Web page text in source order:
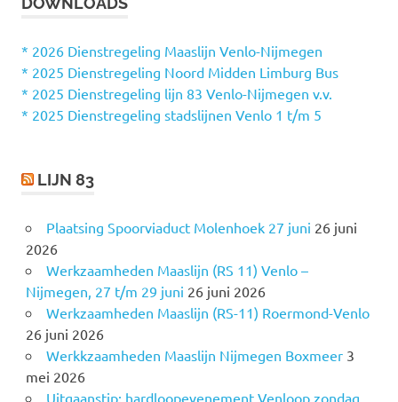
e
n
a
a
r
* 2026 Dienstregeling Maaslijn Venlo-Nijmegen
* 2025 Dienstregeling Noord Midden Limburg Bus
* 2025 Dienstregeling lijn 83 Venlo-Nijmegen v.v.
* 2025 Dienstregeling stadslijnen Venlo 1 t/m 5
LIJN 83
Plaatsing Spoorviaduct Molenhoek 27 juni 26 juni
2026
Werkzaamheden Maaslijn (RS 11) Venlo –
Nijmegen, 27 t/m 29 juni 26 juni 2026
Werkzaamheden Maaslijn (RS-11) Roermond-Venlo
26 juni 2026
Werkkzaamheden Maaslijn Nijmegen Boxmeer 3
mei 2026
Uitgaanstip: hardloopevenement Venloop zondag